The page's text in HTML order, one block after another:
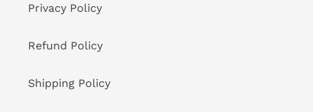
Privacy Policy
Refund Policy
Shipping Policy